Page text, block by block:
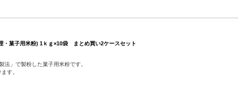
・菓子用米粉) 1ｋｇ×10袋 まとめ買い2ケースセット
法」で製粉した菓子用米粉です。
す。